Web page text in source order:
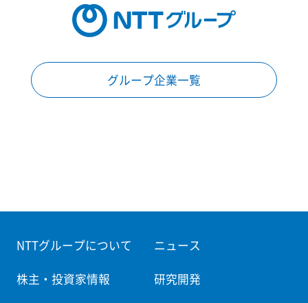
グループ企業一覧
NTTグループについて ニュース
株主・投資家情報 研究開発